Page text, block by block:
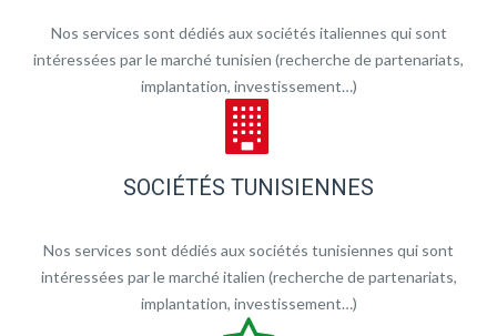
Nos services sont dédiés aux sociétés italiennes qui sont
intéressées par le marché tunisien (recherche de partenariats,
implantation, investissement…)
SOCIÉTÉS TUNISIENNES
Nos services sont dédiés aux sociétés tunisiennes qui sont
intéressées par le marché italien (recherche de partenariats,
implantation, investissement…)